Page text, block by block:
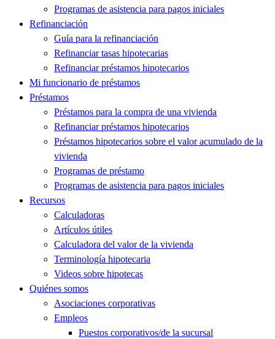
Programas de asistencia para pagos iniciales
Refinanciación
Guía para la refinanciación
Refinanciar tasas hipotecarias
Refinanciar préstamos hipotecarios
Mi funcionario de préstamos
Préstamos
Préstamos para la compra de una vivienda
Refinanciar préstamos hipotecarios
Préstamos hipotecarios sobre el valor acumulado de la
vivienda
Programas de préstamo
Programas de asistencia para pagos iniciales
Recursos
Calculadoras
Artículos útiles
Calculadora del valor de la vivienda
Terminología hipotecaria
Videos sobre hipotecas
Quiénes somos
Asociaciones corporativas
Empleos
Puestos corporativos/de la sucursal